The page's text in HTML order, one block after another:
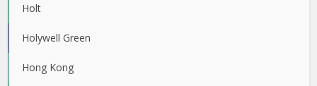
Holt
Holywell Green
Hong Kong